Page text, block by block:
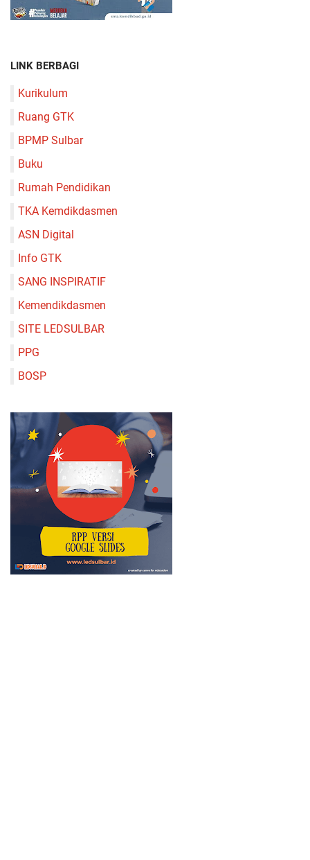
LINK BERBAGI
Kurikulum
Ruang GTK
BPMP Sulbar
Buku
Rumah Pendidikan
TKA Kemdikdasmen
ASN Digital
Info GTK
SANG INSPIRATIF
Kemendikdasmen
SITE LEDSULBAR
PPG
BOSP